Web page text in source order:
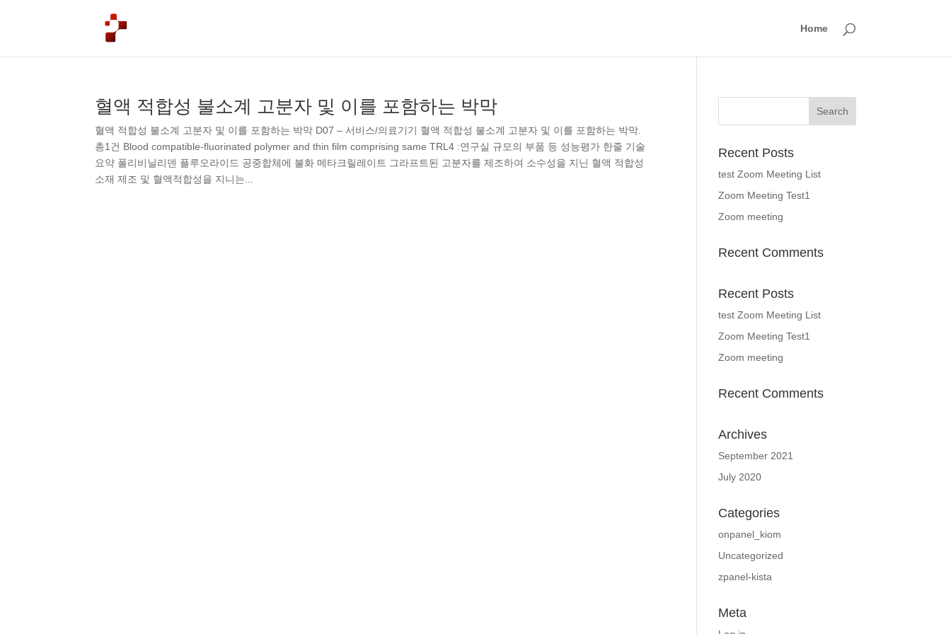
Home
혈액 적합성 불소계 고분자 및 이를 포함하는 박막
혈액 적합성 불소계 고분자 및 이를 포함하는 박막 D07 – 서비스/의료기기 혈액 적합성 불소계 고분자 및 이를 포함하는 박막.
총1건 Blood compatible-fluorinated polymer and thin film comprising same TRL4 :연구실 규모의 부품 등 성능평가 한줄 기술
요약 폴리비닐리덴 플루오라이드 공중합체에 불화 메타크릴레이트 그라프트된 고분자를 제조하여 소수성을 지닌 혈액 적합성
소재 제조 및 혈액적합성을 지니는...
Recent Posts
test Zoom Meeting List
Zoom Meeting Test1
Zoom meeting
Recent Comments
Recent Posts
test Zoom Meeting List
Zoom Meeting Test1
Zoom meeting
Recent Comments
Archives
September 2021
July 2020
Categories
onpanel_kiom
Uncategorized
zpanel-kista
Meta